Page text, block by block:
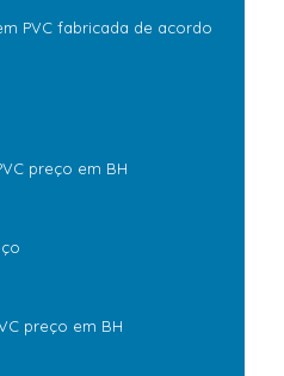
PVC fabricada de acordo
preço em BH
preço em BH